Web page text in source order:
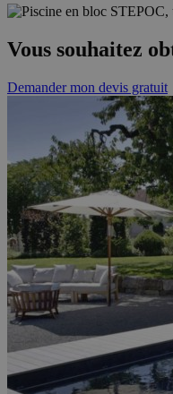
Vous souhaitez
Demander mon devis gratuit